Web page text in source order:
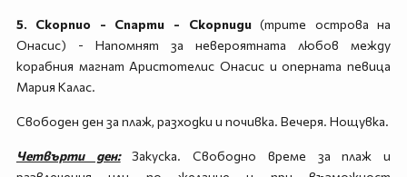
5. Скорпио - Спарти - Скорпиди(трите острова на
Онасис) - Напомнят за невероятната любов между
корабния магнат Аристотелис Онасис и оперната певица
Мария Калас.
Свободен ден за плаж, разходки и почивка. Вечеря. Нощувка.
Четвърти ден:Закуска. Свободно време за плаж и